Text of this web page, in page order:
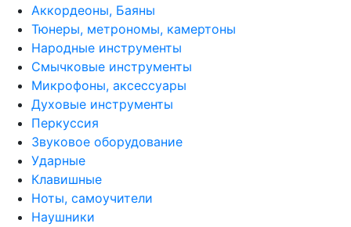
Аккордеоны, Баяны
Тюнеры, метрономы, камертоны
Народные инструменты
Смычковые инструменты
Микрофоны, аксессуары
Духовые инструменты
Перкуссия
Звуковое оборудование
Ударные
Клавишные
Ноты, самоучители
Наушники